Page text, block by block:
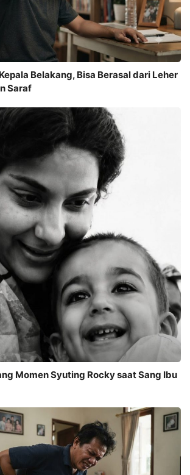
Belakang, Bisa Berasal dari Leher
Saraf
Momen Syuting Rocky saat Sang Ibu